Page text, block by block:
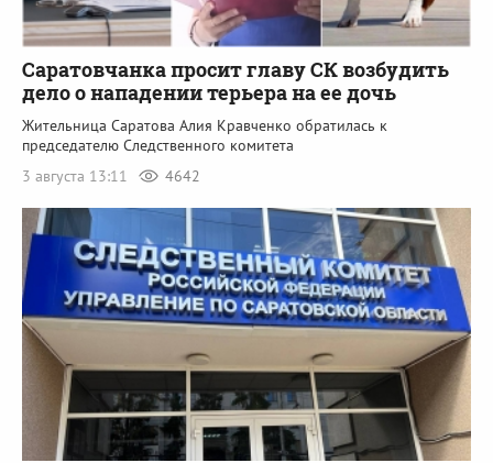
Саратовчанка просит главу СК возбудить
дело о нападении терьера на ее дочь
Жительница Саратова Алия Кравченко обратилась к
председателю Следственного комитета
3 августа 13:11
4642